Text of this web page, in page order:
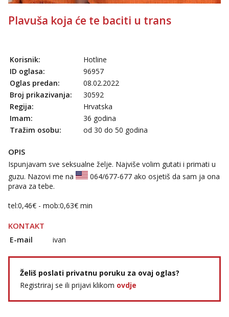
Plavuša koja će te baciti u trans
Korisnik:
Hotline
ID oglasa:
96957
Oglas predan:
08.02.2022
Broj prikazivanja:
30592
Regija:
Hrvatska
Imam:
36 godina
Tražim osobu:
od 30 do 50 godina
OPIS
Ispunjavam sve seksualne želje. Najviše volim gutati i primati u
guzu. Nazovi me na
064/677-677 ako osjetiš da sam ja ona
prava za tebe.
tel:0,46€ - mob:0,63€ min
KONTAKT
E-mail ivan
Želiš poslati privatnu poruku za ovaj oglas?
Registriraj se ili prijavi klikom ovdje